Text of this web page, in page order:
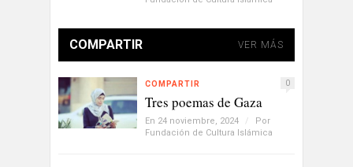
COMPARTIR VER MÁS
COMPARTIR 0
Tres poemas de Gaza
En 24 noviembre, 2024 /
Por
Fundación de Cultura Islámica